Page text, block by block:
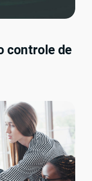
controle de